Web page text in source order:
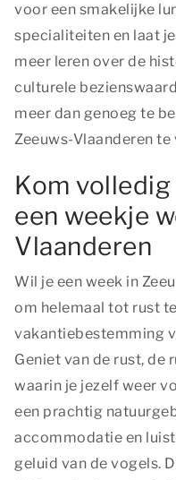
voor een smakelijke
specialiteiten en laat
meer leren over de
culturele
meer dan genoeg te
Zeeuws-Vlaanderen te
Kom
een weekje
Vlaanderen
Wil je een week in
om helemaal tot rust
vakantiebestemming
Geniet van de rust, de
waarin je jezelf weer
een prachtig
accommodatie en
geluid van de vogels.